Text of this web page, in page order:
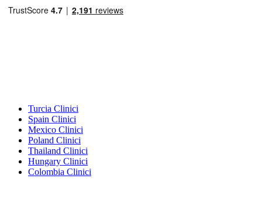
Turcia Clinici
Spain Clinici
Mexico Clinici
Poland Clinici
Thailand Clinici
Hungary Clinici
Colombia Clinici